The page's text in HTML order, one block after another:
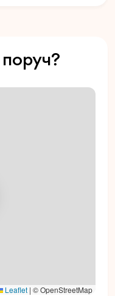
Leaflet | © OpenStreetMap